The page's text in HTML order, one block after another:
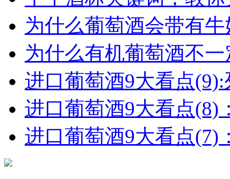
为什么葡萄酒会带有
为什么有机葡萄酒不
进口葡萄酒9大看点(9):
进口葡萄酒9大看点(8)
进口葡萄酒9大看点(7)